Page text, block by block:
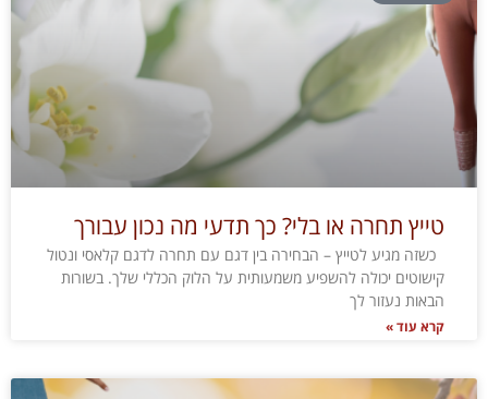
טייץ תחרה או בלי? כך תדעי מה נכון עבורך
כשזה מגיע לטייץ – הבחירה בין דגם עם תחרה לדגם קלאסי ונטול
קישוטים יכולה להשפיע משמעותית על הלוק הכללי שלך. בשורות
הבאות נעזור לך
קרא עוד »